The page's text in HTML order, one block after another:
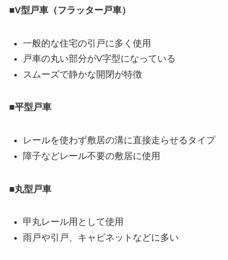
■V型戸車（フラッター戸車）
一般的な住宅の引戸に多く使用
戸車の丸い部分がV字型になっている
スムーズで静かな開閉が特徴
■平型戸車
レールを使わず敷居の溝に直接走らせるタイプ
障子などレール不要の敷居に使用
■丸型戸車
甲丸レール用として使用
雨戸や引戸、キャビネットなどに多い